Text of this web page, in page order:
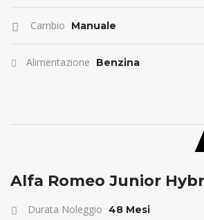
Cambio Manuale
Alimentazione Benzina
ANTICIPO 0
Alfa Romeo Junior
Durata Noleggio 48 Mesi